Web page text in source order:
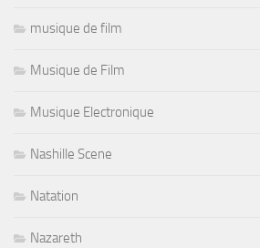
musique de film
Musique de Film
Musique Electronique
Nashille Scene
Natation
Nazareth